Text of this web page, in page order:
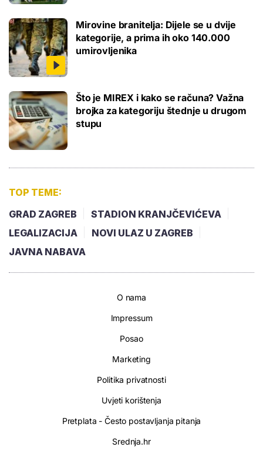
Mirovine branitelja: Dijele se u dvije
kategorije, a prima ih oko 140.000
umirovljenika
Što je MIREX i kako se računa? Važna
brojka za kategoriju štednje u drugom
stupu
TOP TEME:
GRAD ZAGREB
STADION KRANJČEVIĆEVA
LEGALIZACIJA
NOVI ULAZ U ZAGREB
JAVNA NABAVA
O nama
Impressum
Posao
Marketing
Politika privatnosti
Uvjeti korištenja
Pretplata - Često postavljanja pitanja
Srednja.hr